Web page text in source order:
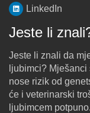
LinkedIn
Jeste li
Jeste li znali da
ljubimci?
nose rizik od
će i veterinarski
ljubimcem